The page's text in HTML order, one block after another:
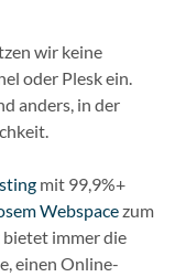
wir keine
oder Plesk ein.
anders, in der
mit 99,9%+
Webspacezum
immer die
einen Online-